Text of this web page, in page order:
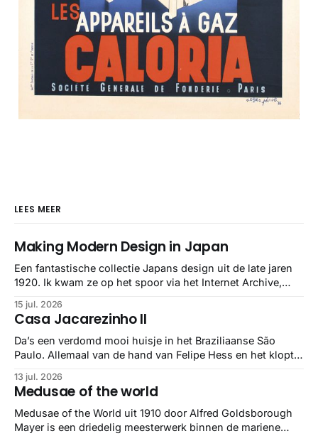
LEES MEER
Making Modern Design in Japan
Een fantastische collectie Japans design uit de late jaren
1920. Ik kwam ze op het spoor via het Internet Archive,
gebundeld in een: boek ✨ Daarin hebben ze alle scans een
stuk netter getrokken, maar op deze manier vind ik ze er
minstens
15 jul. 2026
Casa Jacarezinho II
Da’s een verdomd mooi huisje in het Braziliaanse São
Paulo. Allemaal van de hand van Felipe Hess en het klopt
13 jul. 2026
Medusae of the world
Medusae of the World uit 1910 door Alfred Goldsborough
Mayer is een driedelig meesterwerk binnen de mariene